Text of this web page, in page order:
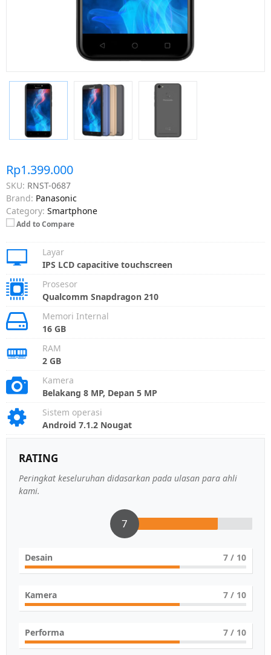
Rp1.399.000
SKU: RNST-0687
Brand: Panasonic
Category: Smartphone
Add to Compare
Layar
IPS LCD capacitive touchscreen
Prosesor
Qualcomm Snapdragon 210
Memori Internal
16 GB
RAM
2 GB
Kamera
Belakang 8 MP, Depan 5 MP
Sistem operasi
Android 7.1.2 Nougat
RATING
Peringkat keseluruhan didasarkan pada ulasan para ahli
kami.
7
Desain 7 / 10
Kamera 7 / 10
Performa 7 / 10